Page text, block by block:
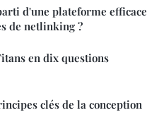
d'une plateforme efficace
de netlinking ?
en dix questions
clés de la conception